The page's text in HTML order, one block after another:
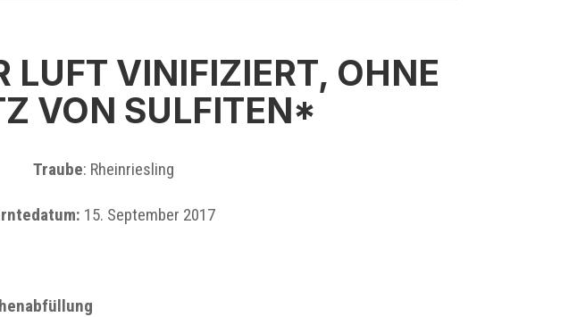
LUFT VINIFIZIERT, OHNE
VON SULFITEN*
Traube: Rheinriesling
15. September 2017